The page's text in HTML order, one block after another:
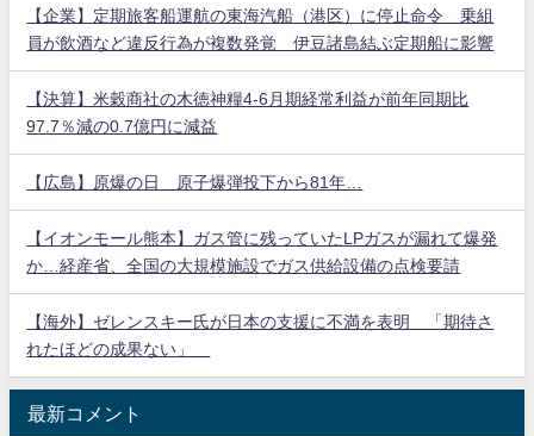
【企業】定期旅客船運航の東海汽船（港区）に停止命令 乗組
員が飲酒など違反行為が複数発覚 伊豆諸島結ぶ定期船に影響
【決算】米穀商社の木徳神糧4-6月期経常利益が前年同期比
97.7％減の0.7億円に減益
【広島】原爆の日 原子爆弾投下から81年…
【イオンモール熊本】ガス管に残っていたLPガスが漏れて爆発
か…経産省、全国の大規模施設でガス供給設備の点検要請
【海外】ゼレンスキー氏が日本の支援に不満を表明 「期待さ
れたほどの成果ない」
最新コメント